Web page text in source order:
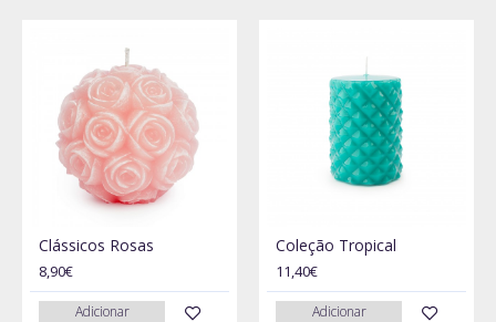
Clássicos Rosas
8,90€
Adicionar
Coleção Tropical
11,40€
Adicionar